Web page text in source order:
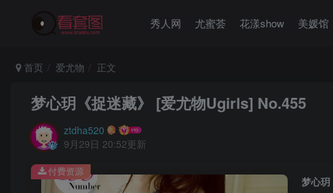
秀人网 尤蜜荟 花漾show 美媛馆
首页 爱尤物 正文
梦心玥《捉迷藏》 [爱尤物Ugirls] No.455
ztdha520
9月29日 20:52更新
梦心
付费资源